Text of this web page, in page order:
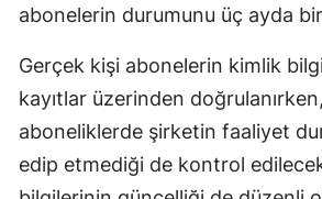
abonelerin durumunu üç ayda
Gerçek kişi abonelerin kimlik
kayıtlar üzerinden
aboneliklerde şirketin faaliyet
edip etmediği de kontrol